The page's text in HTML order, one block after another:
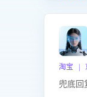
淘宝 |
兜底回